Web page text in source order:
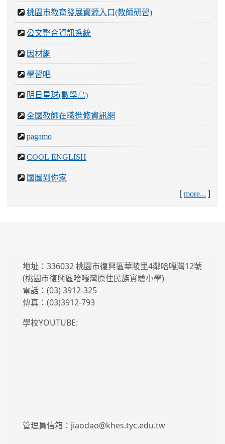
桃園市教育發展資源入口(教師研習)
公文整合資訊系統
因材網
學習吧
明日星球(數學島)
全國教師在職進修資訊網
pagamo
COOL ENGLISH
國圖到你家
[ more... ]
地址：336032 桃園市復興區華陵里4鄰哈嘎灣12號
(桃園市復興區哈嘎灣原住民族實驗小學)
電話：(03) 3912-325
傳真：(03)3912-793
學校YOUTUBE:
管理員信箱：jiaodao@khes.tyc.edu.tw